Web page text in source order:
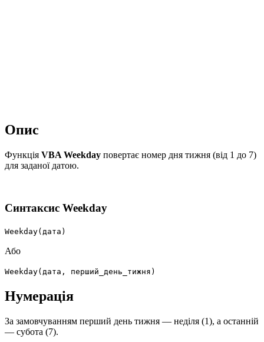
Опис
Функція VBA Weekday повертає номер дня тижня (від 1 до 7)
для заданої датою.
Синтаксис Weekday
Weekday(дата)
Або
Weekday(дата, перший_день_тижня)
Нумерація
За замовчуванням перший день тижня — неділя (1), а останній
— субота (7).